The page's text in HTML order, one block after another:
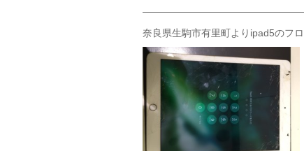
奈良県生駒市有里町よりipad5のフ